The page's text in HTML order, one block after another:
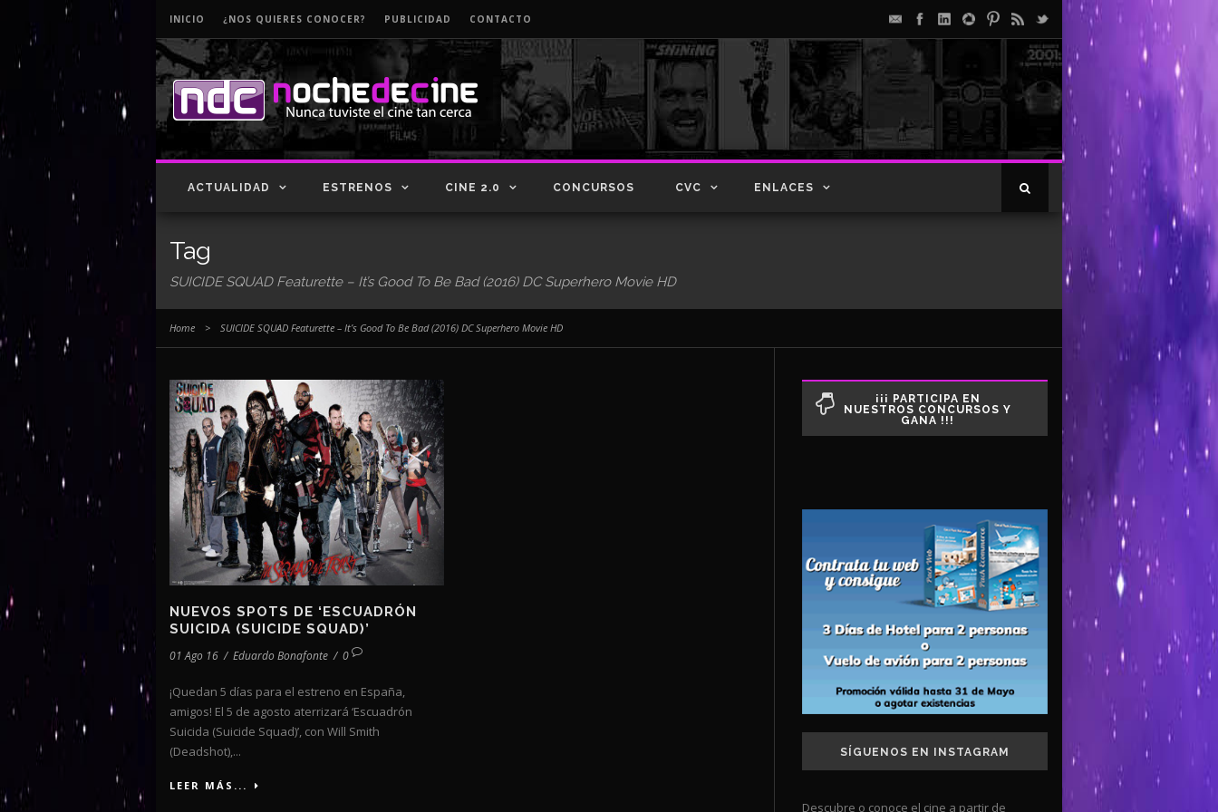
INICIO ¿NOS QUIERES CONOCER? PUBLICIDAD CONTACTO
ACTUALIDAD ESTRENOS CINE 2.0 CONCURSOS CVC ENLACES
Tag
SUICIDE SQUAD Featurette – It’s Good To Be Bad (2016) DC Superhero Movie HD
Home > SUICIDE SQUAD Featurette – It’s Good To Be Bad (2016) DC Superhero Movie HD
NUEVOS SPOTS DE ‘ESCUADRÓN
SUICIDA (SUICIDE SQUAD)’
01 Ago 16 / Eduardo Bonafonte / 0
¡Quedan 5 días para el estreno en España,
amigos! El 5 de agosto aterrizará ‘Escuadrón
Suicida (Suicide Squad)’, con Will Smith
(Deadshot),...
LEER MÁS...
¡¡¡ PARTICIPA EN
NUESTROS CONCURSOS Y
GANA !!!
SÍGUENOS EN INSTAGRAM
Descubre o conoce el cine a partir de